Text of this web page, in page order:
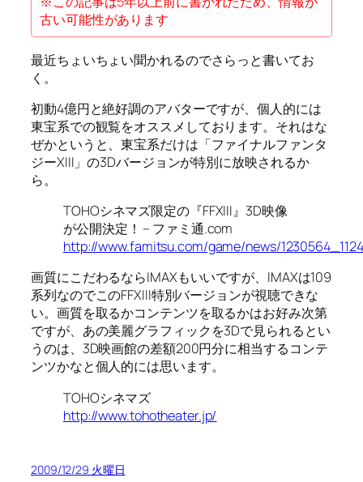
古い可能性があります
最近ちょいちょい聞かれるのでさらっと書いてお
く。
初動4億円と絶好調のアバターですが、個人的には
東宝系での観覧をオススメしております。それはな
ぜかというと、東宝系だけは「ファイナルファンタ
ジーXIII」の3Dバージョンが特別に放映されるか
ら。
TOHOシネマズ限定の『FFXIII』3D映像
が公開決定！ – ファミ通.com
http://www.famitsu.com/game/news/
画質にこだわるならIMAXもいいですが、IMAXは109
系列なのでこのFFXIII特別バージョンが視聴できな
い。画質を取るかコンテンツを取るかはお好み次第
ですが、あの美麗グラフィックを3Dで見られるとい
うのは、3D映画館の差額200円分に相当するコンテ
ンツかなと個人的には思います。
TOHOシネマズ
http://www.tohotheater.jp/
2009/12/29 火曜日